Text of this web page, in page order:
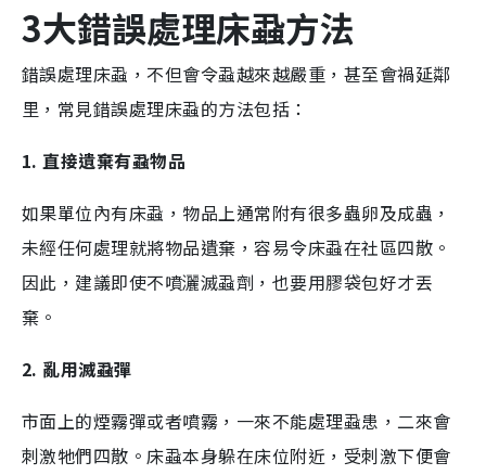
3大錯誤處理床蝨方法
錯誤處理床蝨，不但會令蝨越來越嚴重，甚至會禍延鄰
里，常見錯誤處理床蝨的方法包括：
1. 直接遺棄有蝨物品
如果單位內有床蝨，物品上通常附有很多蟲卵及成蟲，
未經任何處理就將物品遺棄，容易令床蝨在社區四散。
因此，建議即使不噴灑滅蝨劑，也要用膠袋包好才丟
棄。
2. 亂用滅蝨彈
市面上的煙霧彈或者噴霧，一來不能處理蝨患，二來會
刺激牠們四散。床蝨本身躲在床位附近，受刺激下便會